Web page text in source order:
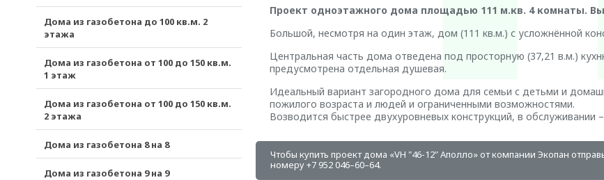
Дома из газобетона до 100 кв.м. 2
этажа
Дома из газобетона от 100 до 150 кв.м.
1 этаж
Дома из газобетона от 100 до 150 кв.м.
2 этажа
Дома из газобетона 8 на 8
Дома из газобетона 9 на 9
Проект одноэтажного дома площадью 111 м.кв. 4 комнаты.
Большой, несмотря на один этаж, дом (111 кв.м.) с усложнённой
Центральная часть дома отведена под просторную (37,21 в.м.)
предусмотрена отдельная душевая.
Идеальный вариант загородного дома для семьи с детьми и
пожилого возраста и людей и ограниченными возможностями.
Возводится быстрее двухуровневых конструкций, в обслуживании
Чтобы купить проект дома «VH "46-12" Аполло» от компании Экопан
номеру +7 952 046–60–64.